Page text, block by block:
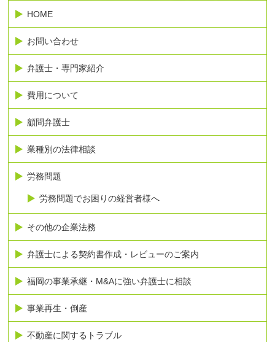
HOME
お問い合わせ
弁護士・専門家紹介
費用について
顧問弁護士
業種別の法律相談
労務問題
労務問題でお困りの経営者様へ
その他の企業法務
弁護士による契約書作成・レビューのご案内
福岡の事業承継・M&Aに強い弁護士に相談
事業再生・倒産
不動産に関するトラブル